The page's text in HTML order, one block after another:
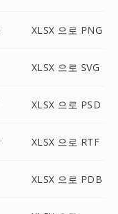
XLSX 으로 PNG
XLSX 으로 SVG
XLSX 으로 PSD
XLSX 으로 RTF
XLSX 으로 PDB